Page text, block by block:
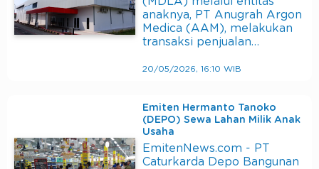
anaknya, PT Anugrah Argon
Medica (AAM), melakukan
transaksi penjualan…
20/05/2026, 16:10 WIB
Emiten Hermanto Tanoko
(DEPO) Sewa Lahan Milik Anak
Usaha
EmitenNews.com - PT
Caturkarda Depo Bangunan